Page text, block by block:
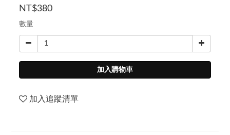
NT$380
數量
加入購物車
加入追蹤清單